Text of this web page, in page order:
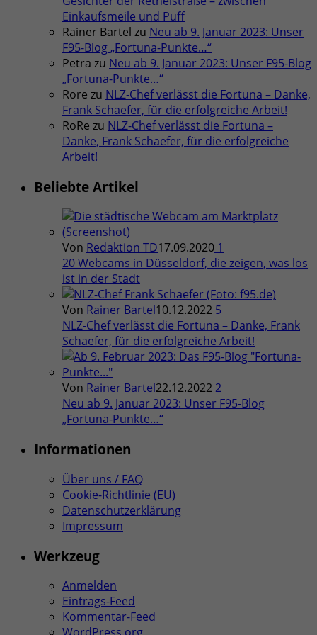
Einkaufsmeile und Puff
Rainer Bartel zu Neu ab 9. Januar 2023: Unser
F95-Blog „Fortuna-Punkte…“
Petra zu Neu ab 9. Januar 2023: Unser F95-Blog
„Fortuna-Punkte…“
Rore zu NLZ-Chef verlässt die Fortuna – Danke,
Frank Schaefer, für die erfolgreiche Arbeit!
RoRe zu NLZ-Chef verlässt die Fortuna –
Danke, Frank Schaefer, für die erfolgreiche
Arbeit!
Beliebte Artikel
Von Redaktion TD17.09.2020 1
20 Webcams in Düsseldorf, die zeigen, was los
ist in der Stadt
Von Rainer Bartel10.12.2022 5
NLZ-Chef verlässt die Fortuna – Danke, Frank
Schaefer, für die erfolgreiche Arbeit!
Von Rainer Bartel22.12.2022 2
Neu ab 9. Januar 2023: Unser F95-Blog
„Fortuna-Punkte…“
Informationen
Über uns / FAQ
Cookie-Richtlinie (EU)
Datenschutzerklärung
Impressum
Werkzeug
Anmelden
Eintrags-Feed
Kommentar-Feed